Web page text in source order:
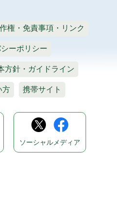
権・免責事項・リンク
ーポリシー
方針・ガイドライン
方 携帯サイト
ソーシャルメディア